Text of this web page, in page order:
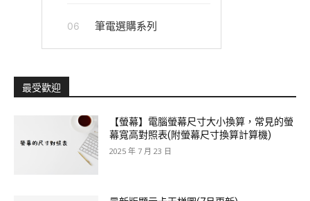
06 筆電選購系列
最受歡迎
【螢幕】電腦螢幕尺寸大小換算，常見的螢
幕寬高對照表(附螢幕尺寸換算計算機)
2025 年 7 月 23 日